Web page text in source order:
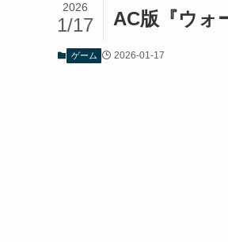
AC版『ウォ
2026
1/17
ゲーム 2026-01-17